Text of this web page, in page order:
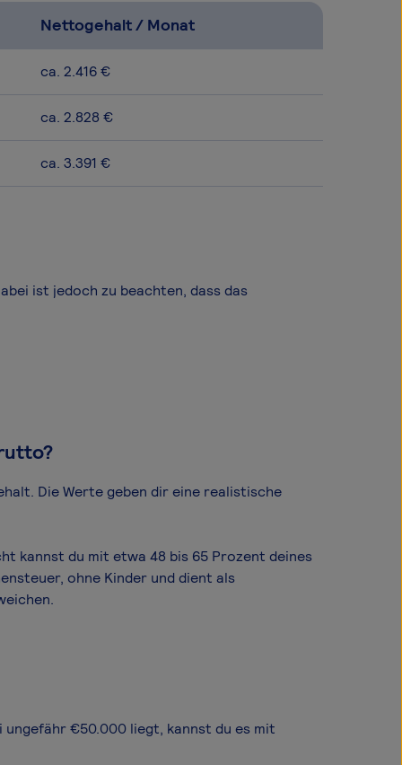
Nettogehalt / Monat
ca. 2.416 €
ca. 2.828 €
ca. 3.391 €
ist jedoch zu beachten, dass das
Die Werte geben dir eine realistische
kannst du mit etwa 48 bis 65 Prozent deines
ohne Kinder und dient als
€50.000 liegt, kannst du es mit